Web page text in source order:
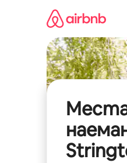
съдържанието